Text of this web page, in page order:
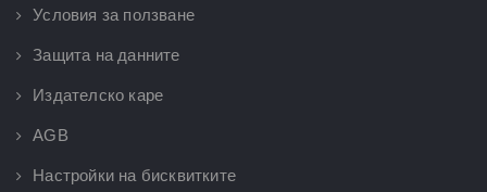
Условия за ползване
Защита на данните
Издателско каре
AGB
Настройки на бисквитките